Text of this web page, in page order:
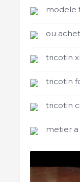
modele
ou
tricotin xl
tricotin
tricotin
metier